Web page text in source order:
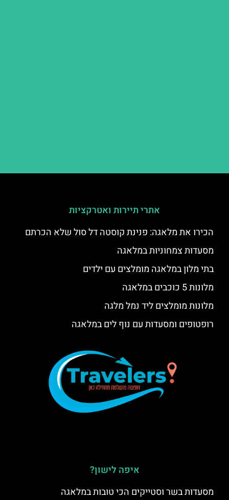
אתרי תיירות ואטרקציות
הכירו את מלאגה: פנינת קוסטה דל סול שלא הכרתם
מסעדות צמחוניות במלאגה
בתי מלון במלאגה מומלצים עם ילדים
מלונות 5 כוכבים במלאגה
מלונות מומלצים ליד נמל מלגה
רופטופים ומסעדות עם נוף לים במלאגה
איפה לישון?
מסעדות בשר וסטייקים הכי טובות במלאגה